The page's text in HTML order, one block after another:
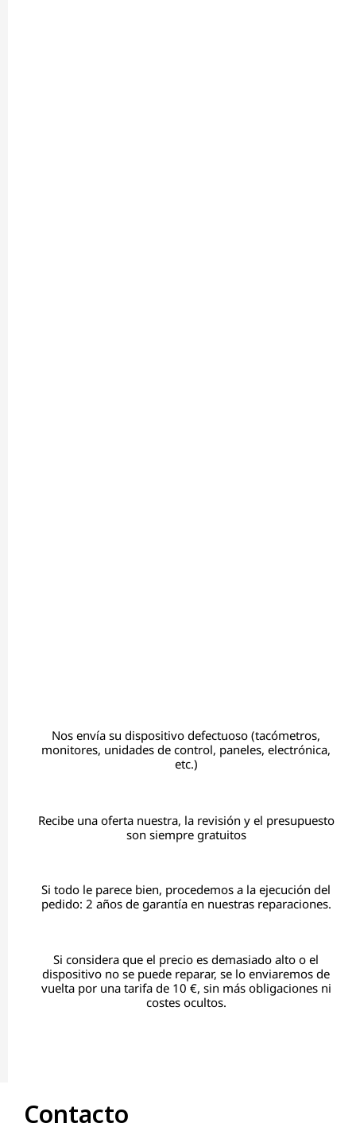
Nos envía su dispositivo defectuoso (tacómetros,
monitores, unidades de control, paneles, electrónica,
etc.)
Recibe una oferta nuestra, la revisión y el presupuesto
son siempre gratuitos
Si todo le parece bien, procedemos a la ejecución del
pedido: 2 años de garantía en nuestras reparaciones.
Si considera que el precio es demasiado alto o el
dispositivo no se puede reparar, se lo enviaremos de
vuelta por una tarifa de 10 €, sin más obligaciones ni
costes ocultos.
Contacto